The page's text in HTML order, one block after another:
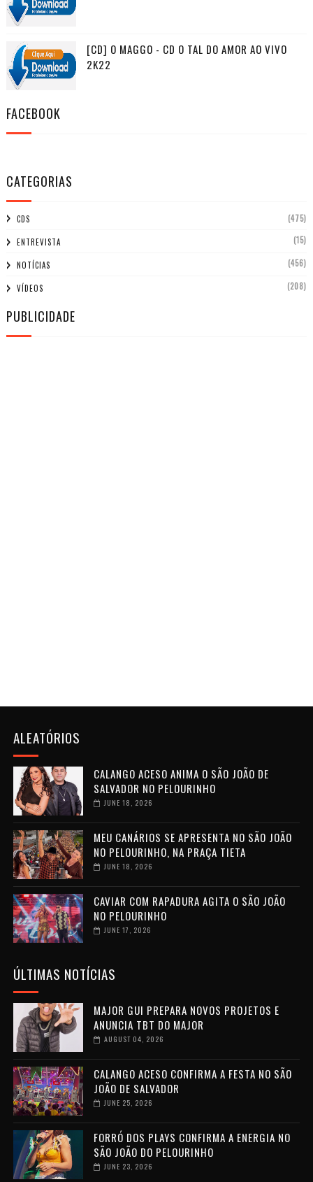
[CD] O MAGGO - CD O TAL DO AMOR AO VIVO
2K22
FACEBOOK
CATEGORIAS
CDS (475)
ENTREVISTA (15)
NOTÍCIAS (456)
VÍDEOS (208)
PUBLICIDADE
ALEATÓRIOS
CALANGO ACESO ANIMA O SÃO JOÃO DE
SALVADOR NO PELOURINHO
JUNE 18, 2026
MEU CANÁRIOS SE APRESENTA NO SÃO JOÃO
NO PELOURINHO, NA PRAÇA TIETA
JUNE 18, 2026
CAVIAR COM RAPADURA AGITA O SÃO JOÃO
NO PELOURINHO
JUNE 17, 2026
ÚLTIMAS NOTÍCIAS
MAJOR GUI PREPARA NOVOS PROJETOS E
ANUNCIA TBT DO MAJOR
AUGUST 04, 2026
CALANGO ACESO CONFIRMA A FESTA NO SÃO
JOÃO DE SALVADOR
JUNE 25, 2026
FORRÓ DOS PLAYS CONFIRMA A ENERGIA NO
SÃO JOÃO DO PELOURINHO
JUNE 23, 2026